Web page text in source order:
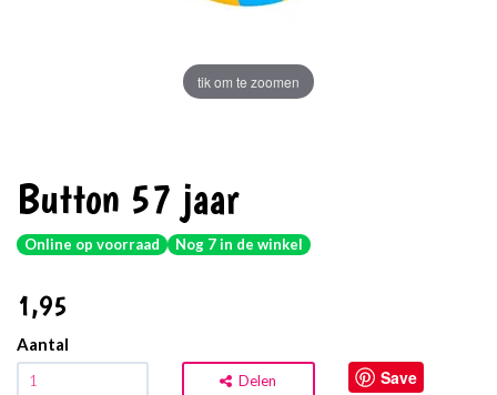
tik om te zoomen
Button 57 jaar
Online op voorraad Nog 7 in de winkel
1,95
Aantal
Delen Save